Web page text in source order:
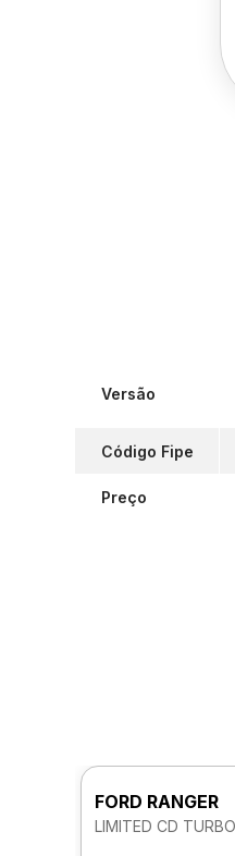
Versão
Código Fipe
Preço
FORD RANGER